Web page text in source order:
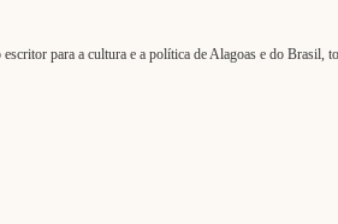
para a cultura e a política de Alagoas e do Brasil,